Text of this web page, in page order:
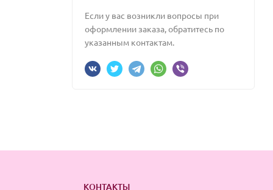
Если у вас возникли вопросы при
оформлении заказа, обратитесь по
указанным контактам.
КОНТАКТЫ